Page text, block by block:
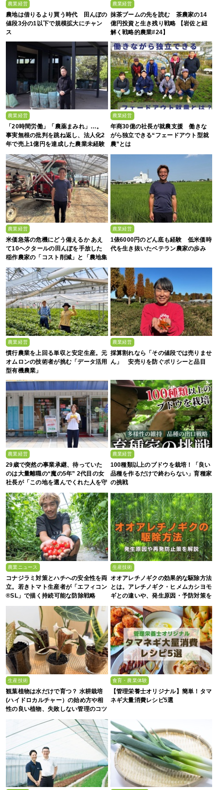
農業経営
農地は借りるより買う時代 田んぼの
値段3分の1以下で規模拡大にチャン
ス
農業経営
抹茶ブームの先を読む 茶農家の14
億円投資と生き残り戦略 【岩佐と紐
解く戦略的農業#24】
農業経営
「20時間労働」「農薬まみれ」…。
事実無根の批判を跳ね返し、法人化2
年で売上1億円を達成した農業未経験
の若者たち
農業経営
年商30億の社長が就農支援 働きな
がら独立できる“フェードアウト型就
農”とは
農業経営
米価急落の危機にどう備えるか あえ
て10ヘクタールの田んぼを手放した
稲作農家の「コスト削減」と「農地集
約」
農業経営
1俵6000円のどん底も経験 低米価時
代を生き抜いたベテラン農家の歩み
農業経営
慣行農業を上回る単収と安定生産。元
オムロンの技術者が挑む「データ活用
型有機農業」
農業経営
採算割れなら「その値段では売りませ
ん」 安売りを防ぐポリシーと品目
農業経営
29歳で突然の事業承継、待っていた
のは大量離職の“魔の5年” 2代目の女
社長が「この地を選んでくれた人を守
る」と誓った日
農業経営
100種類以上のブドウを栽培！「良い
品種を作るだけで終わらない」育種家
の挑戦
農業ニュース
コナジラミ対策とハチへの安全性を両
立。若きトマト生産者が「エフィコン
®SL」で描く持続可能な防除戦略
生産技術
オオアレチノギクの効果的な駆除方法
とは。アレチノギク・ヒメムカシヨモ
ギとの違いや、発生原因・予防対策を
解説
生産技術
観葉植物は水だけで育つ？ 水耕栽培
(ハイドロカルチャー）の始め方や相
性の良い植物、失敗しない管理のコツ
食育・農業体験
【管理栄養士オリジナル】簡単！タマ
ネギ大量消費レシピ5選